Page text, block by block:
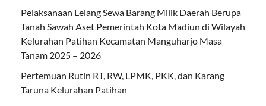
Pelaksanaan Lelang Sewa Barang Milik Daerah Berupa
Tanah Sawah Aset Pemerintah Kota Madiun di Wilayah
Kelurahan Patihan Kecamatan Manguharjo Masa
Tanam 2025 – 2026
Pertemuan Rutin RT, RW, LPMK, PKK, dan Karang
Taruna Kelurahan Patihan